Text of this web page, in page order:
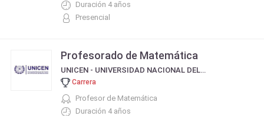
Duración 4 años
Presencial
Profesorado de Matemática
UNICEN - UNIVERSIDAD NACIONAL DEL CENTRO DE LA PROVINCIA DE BUENOS AIRES
Carrera
Profesor de Matemática
Duración 4 años